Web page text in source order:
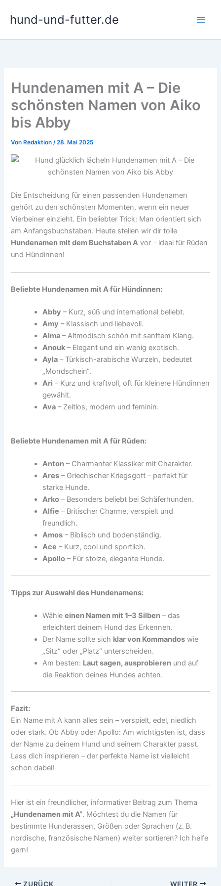
Inhalthund-und-futter.de
Hundenamen mit A – Die
schönsten Namen von Aiko
bis Abby
Von Redaktion/28. Mai 2025
Die Entscheidung für einen passenden Hundenamen
gehört zu den schönsten Momenten, wenn ein neuer
Vierbeiner einzieht. Ein beliebter Trick: Man orientiert sich
am Anfangsbuchstaben. Heute stellen wir dir tolle
Hundenamen mit dem Buchstaben A vor – ideal für Rüden
und Hündinnen!
Beliebte Hundenamen mit A für Hündinnen:
Abby – Kurz, süß und international beliebt.
Amy – Klassisch und liebevoll.
Alma – Altmodisch schön mit sanftem Klang.
Anouk – Elegant und ein wenig exotisch.
Ayla – Türkisch-arabische Wurzeln, bedeutet
„Mondschein“.
Ari – Kurz und kraftvoll, oft für kleinere Hündinnen
gewählt.
Ava – Zeitlos, modern und feminin.
Beliebte Hundenamen mit A für Rüden:
Anton – Charmanter Klassiker mit Charakter.
Ares – Griechischer Kriegsgott – perfekt für
starke Hunde.
Arko – Besonders beliebt bei Schäferhunden.
Alfie – Britischer Charme, verspielt und
freundlich.
Amos – Biblisch und bodenständig.
Ace – Kurz, cool und sportlich.
Apollo – Für stolze, elegante Hunde.
Tipps zur Auswahl des Hundenamens:
Wähleeinen Namen mit 1–3 Silben – das
erleichtert deinem Hund das Erkennen.
Der Name sollte sich klar von Kommandos wie
„Sitz“ oder „Platz“ unterscheiden.
Am besten: Laut sagen, ausprobieren und auf
die Reaktion deines Hundes achten.
Fazit:
Ein Name mit A kann alles sein – verspielt, edel, niedlich
oder stark. Ob Abby oder Apollo: Am wichtigsten ist, dass
der Name zu deinem Hund und seinem Charakter passt.
Lass dich inspirieren – der perfekte Name ist vielleicht
schon dabei!
Hier ist ein freundlicher, informativer Beitrag zum Thema
„Hundenamen mit A“. Möchtest du die Namen für
bestimmte Hunderassen, Größen oder Sprachen (z. B.
nordische, französische Namen) weiter sortieren? Ich helfe
gern!
ZURÜCK WEITER